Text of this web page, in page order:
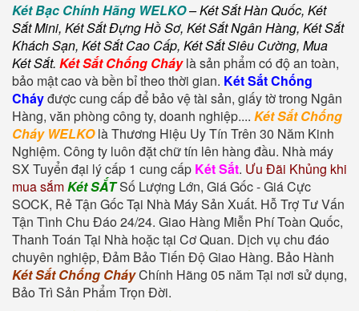
Két Bạc Chính Hãng WELKO–Két Sắt Hàn Quốc, Két
Sắt Mini, Két Sắt Đựng Hồ Sơ, Két Sắt Ngân Hàng, Két Sắt
Khách Sạn, Két Sắt Cao Cấp, Két Sắt Siêu Cường, Mua
Két Sắt. Két Sắt Chống Cháylà sản phẩm có độ an toàn,
bảo mật cao và bền bỉ theo thời gian. Két Sắt Chống
Cháyđược cung cấp để bảo vệ tài sản, giấy tờ trong Ngân
Hàng, văn phòng công ty, doanh nghiệp.... Két Sắt Chống
Cháy WELKOlà Thương Hiệu Uy Tín Trên 30 Năm Kinh
Nghiệm. Công ty luôn đặt chữ tín lên hàng đầu. Nhà máy
SX Tuyển đại lý cấp 1 cung cấp Két Sắt. Ưu Đãi Khủng khi
mua sắmKét SẮTSố Lượng Lớn, Giá Gốc - Giá Cực
SOCK, Rẻ Tận Gốc Tại Nhà Máy Sản Xuất. Hỗ Trợ Tư Vấn
Tận Tình Chu Đáo 24/24. Giao Hàng Miễn Phí Toàn Quốc,
Thanh Toán Tại Nhà hoặc tại Cơ Quan. Dịch vụ chu đáo
chuyên nghiệp, Đảm Bảo Tiến Độ Giao Hàng. Bảo Hành
Két Sắt Chống CháyChính Hãng 05 năm Tại nơi sử dụng,
Bảo Trì Sản Phẩm Trọn Đời.